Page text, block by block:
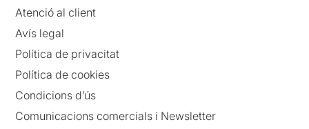
Atenció al client
Avís legal
Política de privacitat
Política de cookies
Condicions d’ús
Comunicacions comercials i Newsletter